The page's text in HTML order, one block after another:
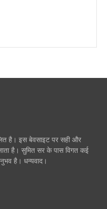
है। इस बेवसाइट पर सही और
है। सुमित सर के पास विगत कई
है। धन्यवाद।